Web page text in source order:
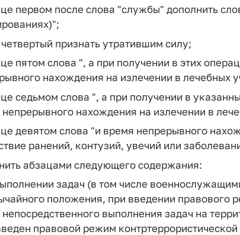
первом после слова "службы" дополнить
признать утратившим силу;
пятом слова ", а при получении в этих
нахождения на излечении в лечебных
седьмом слова ", а при получении в
нахождения на излечении в
девятом слова "и время непрерывного
ранений, контузий, увечий или
абзацами следующего содержания:
задач (в том числе
положения, при введении правового
выполнения задач на
правовой режим